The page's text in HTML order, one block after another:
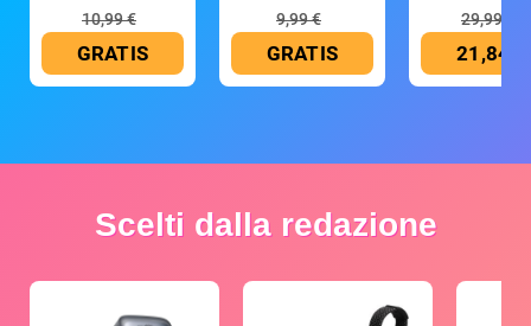
10,99 €
GRATIS
9,99 €
GRATIS
29,99 €
21,84 €
Scelti dalla redazione